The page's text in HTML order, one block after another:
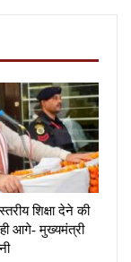
शिक्षा देने की
आगे- मुख्यमंत्री